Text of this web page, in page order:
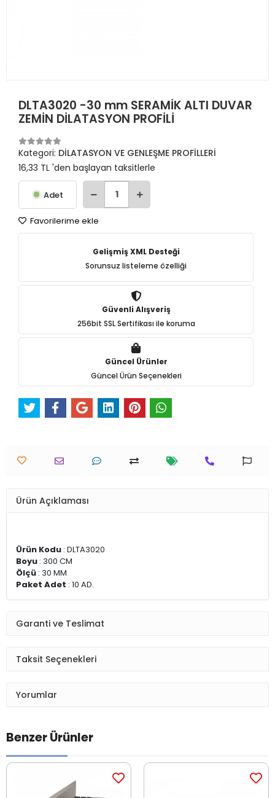
DLTA3020 -30 mm SERAMİK ALTI DUVAR
ZEMİN DİLATASYON PROFİLİ
Kategori: DİLATASYON VE GENLEŞME PROFİLLERİ
16,33 TL 'den başlayan taksitlerle
Adet
Favorilerime ekle
Gelişmiş XML Desteği
Sorunsuz listeleme özelliği
Güvenli Alışveriş
256bit SSL Sertifikası ile koruma
Güncel Ürünler
Güncel Ürün Seçenekleri
Ürün Açıklaması
Ürün Kodu : DLTA3020
Boyu : 300 CM
Ölçü : 30 MM
Paket Adet : 10 AD.
Garanti ve Teslimat
Taksit Seçenekleri
Yorumlar
Benzer Ürünler